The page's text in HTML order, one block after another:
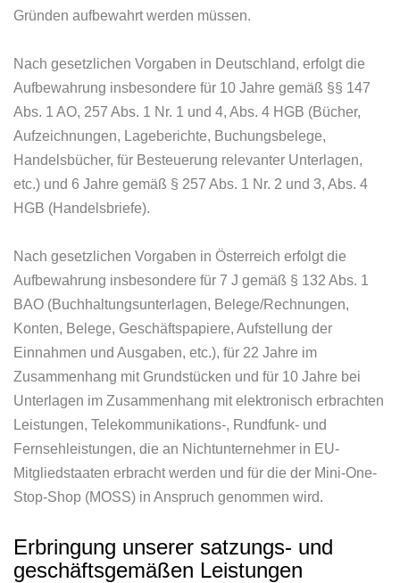
Gründen aufbewahrt werden müssen.
Nach gesetzlichen Vorgaben in Deutschland, erfolgt die
Aufbewahrung insbesondere für 10 Jahre gemäß §§ 147
Abs. 1 AO, 257 Abs. 1 Nr. 1 und 4, Abs. 4 HGB (Bücher,
Aufzeichnungen, Lageberichte, Buchungsbelege,
Handelsbücher, für Besteuerung relevanter Unterlagen,
etc.) und 6 Jahre gemäß § 257 Abs. 1 Nr. 2 und 3, Abs. 4
HGB (Handelsbriefe).
Nach gesetzlichen Vorgaben in Österreich erfolgt die
Aufbewahrung insbesondere für 7 J gemäß § 132 Abs. 1
BAO (Buchhaltungsunterlagen, Belege/Rechnungen,
Konten, Belege, Geschäftspapiere, Aufstellung der
Einnahmen und Ausgaben, etc.), für 22 Jahre im
Zusammenhang mit Grundstücken und für 10 Jahre bei
Unterlagen im Zusammenhang mit elektronisch erbrachten
Leistungen, Telekommunikations-, Rundfunk- und
Fernsehleistungen, die an Nichtunternehmer in EU-
Mitgliedstaaten erbracht werden und für die der Mini-One-
Stop-Shop (MOSS) in Anspruch genommen wird.
Erbringung unserer satzungs- und
geschäftsgemäßen Leistungen